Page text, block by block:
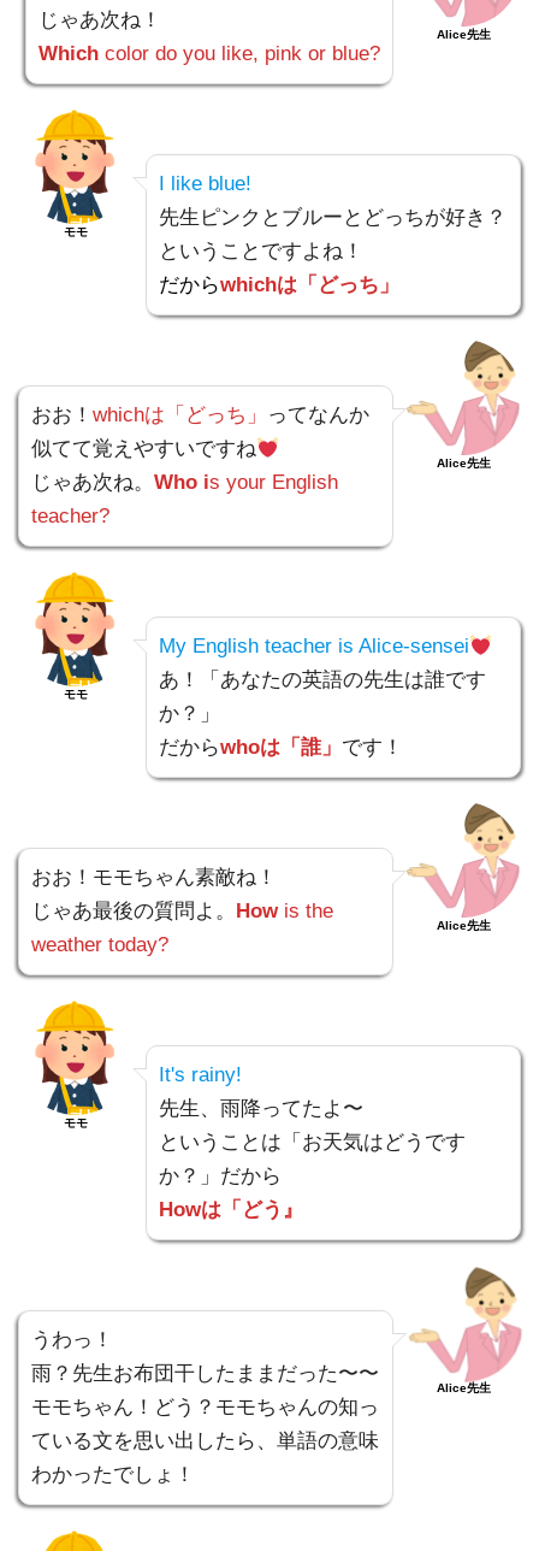
じゃあ次ね！
Which color do you like, pink or blue?
Alice先生
モモ
I like blue!
先生ピンクとブルーとどっちが好き？
ということですよね！
だからwhichは「どっち」
おお！ whichは「どっち」
ってなんか
似てて覚えやすいですね
じゃあ次ね。 Who is your English
teacher?
Alice先生
モモ
My English teacher is Alice-sensei
あ！「あなたの英語の先生は誰です
か？」
だからwhoは「誰」 です！
おお！モモちゃん素敵ね！
じゃあ最後の質問よ。
Howis the
weather today?
Alice先生
モモ
It's rainy!
先生、雨降ってたよ〜
ということは「お天気はどうです
か？」だから
Howは「どう』
うわっ！
雨？先生お布団干したままだった〜〜
モモちゃん！どう？モモちゃんの知っ
ている文を思い出したら、単語の意味
わかったでしょ！
Alice先生